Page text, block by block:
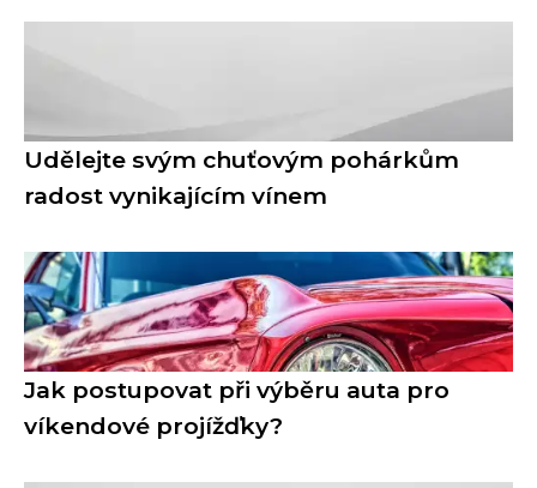
Udělejte svým chuťovým pohárkům
radost vynikajícím vínem
Jak postupovat při výběru auta pro
víkendové projížďky?